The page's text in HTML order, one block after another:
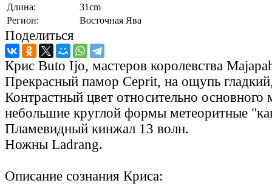
Длина:
31cm
Регион:
Восточная Ява
Поделиться
Крис Buto Ijo, мастеров королевства
Прекрасный памор Ceprit, на ощупь
Контрастный цвет относительно основного
небольшие круглой формы метеоритные
Пламевидный кинжал 13 волн.
Ножны Ladrang.
Описание сознания Криса: